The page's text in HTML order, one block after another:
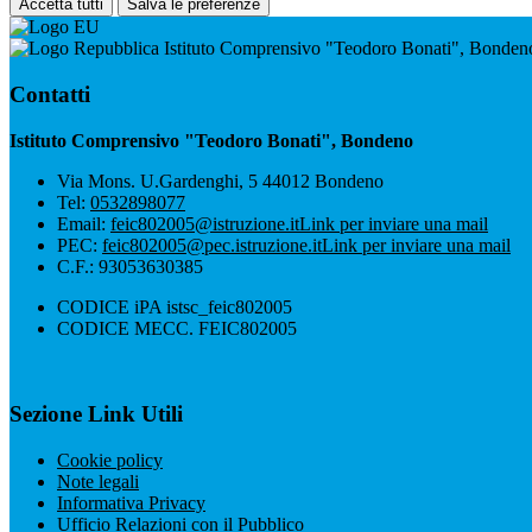
Accetta tutti Salva le preferenze
Istituto Comprensivo "Teodoro Bonati",
Contatti
Istituto Comprensivo "Teodoro Bonati", Bondeno
Via Mons. U.Gardenghi, 5 44012 Bondeno
Tel: 0532898077
Email: feic802005@istruzione.itLink per inviare una mail
PEC: feic802005@pec.istruzione.itLink per inviare una mail
C.F.: 93053630385
CODICE iPA istsc_feic802005
CODICE MECC. FEIC802005
Sezione Link Utili
Cookie policy
Note legali
Informativa Privacy
Ufficio Relazioni con il Pubblico